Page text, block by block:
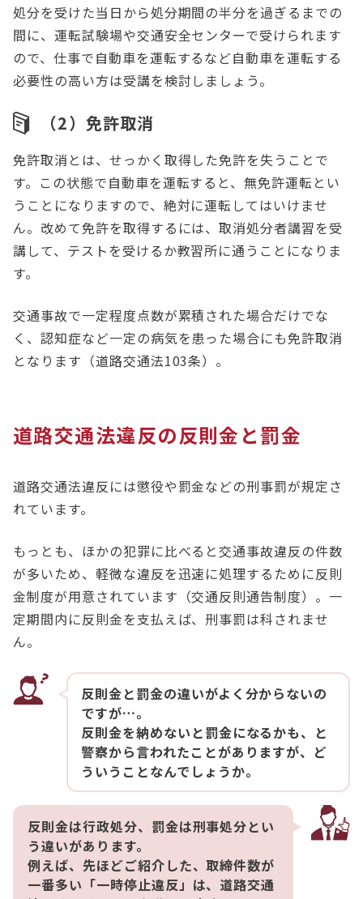
処分を受けた当日から処分期間の半分を過ぎるまでの
間に、運転試験場や交通安全センターで受けられます
ので、仕事で自動車を運転するなど自動車を運転する
必要性の高い方は受講を検討しましょう。
（2）免許取消
免許取消とは、せっかく取得した免許を失うことで
す。この状態で自動車を運転すると、無免許運転とい
うことになりますので、絶対に運転してはいけませ
ん。改めて免許を取得するには、取消処分者講習を受
講して、テストを受けるか教習所に通うことになりま
す。
交通事故で一定程度点数が累積された場合だけでな
く、認知症など一定の病気を患った場合にも免許取消
となります（道路交通法103条）。
道路交通法違反の反則金と罰金
道路交通法違反には懲役や罰金などの刑事罰が規定さ
れています。
もっとも、ほかの犯罪に比べると交通事故違反の件数
が多いため、軽微な違反を迅速に処理するために反則
金制度が用意されています（交通反則通告制度）。一
定期間内に反則金を支払えば、刑事罰は科されませ
ん。
反則金と罰金の違いがよく分からないの
ですが…。
反則金を納めないと罰金になるかも、と
警察から言われたことがありますが、ど
ういうことなんでしょうか。
反則金は行政処分、罰金は刑事処分とい
う違いがあります。
例えば、先ほどご紹介した、取締件数が
一番多い「一時停止違反」は、道路交通